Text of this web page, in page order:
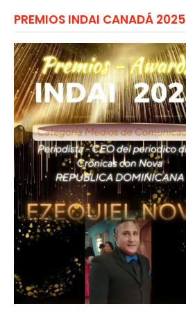
PREMIOS INDAI CANADÁ 2025